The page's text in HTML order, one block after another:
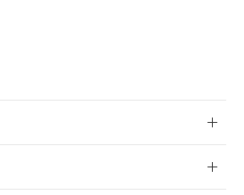
必要な範囲で利用すること
同利用者とは、"個人情報
に関して"
」に記載されている法人を
10物質）の非含有証明書
日時点で非含有を証明す
に遡って非含有を証明する
キャンセル